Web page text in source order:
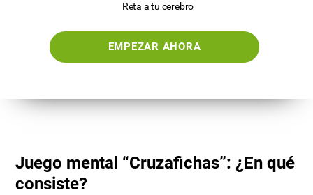
Reta a tu cerebro
EMPEZAR AHORA
Juego mental “Cruzafichas”: ¿En qué
consiste?